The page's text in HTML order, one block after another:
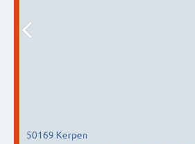
50169 Kerpen